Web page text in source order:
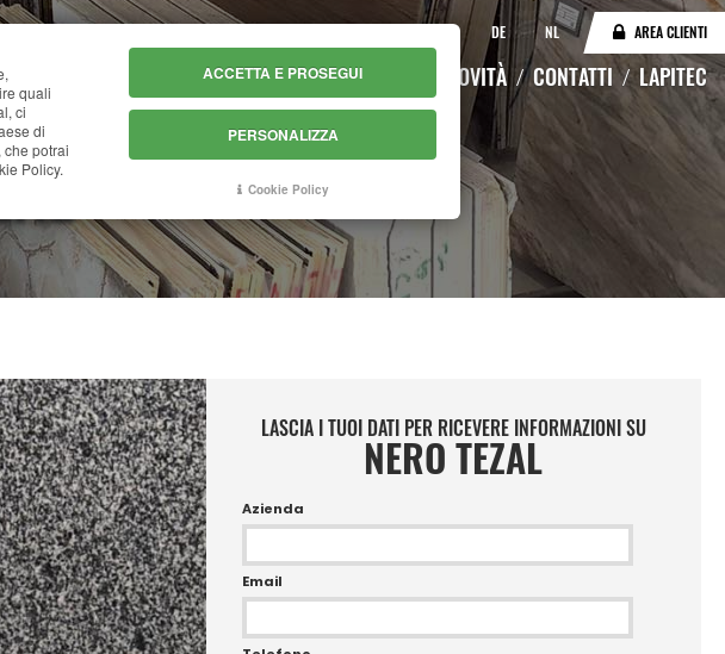
EN DE NL AREA CLIENTI
CATALOGO MAGAZZINO ONLINE NOVITÀ CONTATTI LAPITEC
LASCIA I TUOI DATI PER RICEVERE INFORMAZIONI SU
NERO TEZAL
Azienda
Email
quali
ci
di
potrai
Policy.
ACCETTA E PROSEGUI
PERSONALIZZA
Cookie Policy